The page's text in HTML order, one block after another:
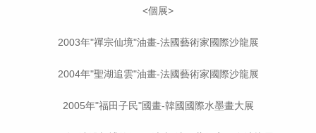
<個展>
2003年"禪宗仙境"油畫-法國藝術家國際沙龍展
2004年"聖湖追雲"油畫-法國藝術家國際沙龍展
2005年"福田子民"國畫-韓國國際水墨畫大展